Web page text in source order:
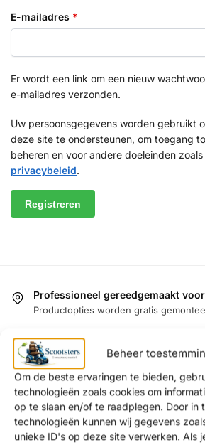
Beheer
Om de beste ervaringen te bieden,
technologieën zoals cookies om
op te slaan en/of te raadplegen. Door in
technologieën kunnen wij gegevens
unieke ID's op deze site verwerken. Als
E-mailadres *
Er wordt een link om een nieuw
e-mailadres verzonden.
Uw persoonsgegevens worden gebruikt
deze site te ondersteunen, om toegang
beheren en voor andere doeleinden
privacybeleid.
Registreren
Professioneel gereedgemaakt
Productopties worden gratis
Ervaar het product in uw omgeving
Binnenkort bij u thuis
Twee tot en met zes weken levertijd *
100% Veilige Betaling
iDeal/Wero / PayPal / CreditCard /